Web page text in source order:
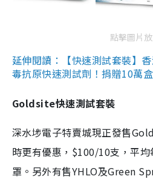
點擊圖片
延伸閱讀：【快速測試套裝】
毒抗原快速測試劑！捐贈10萬
Goldsite快速測試套裝
深水埗電子特賣城現正發售
時更有優惠，$100/10支，平
罩。另外有售YHLO及Green